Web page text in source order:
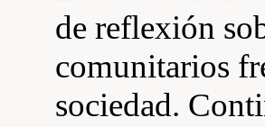
de reflexión
comunitarios
sociedad.